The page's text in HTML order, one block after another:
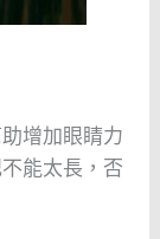
增加眼睛力
能太長，否